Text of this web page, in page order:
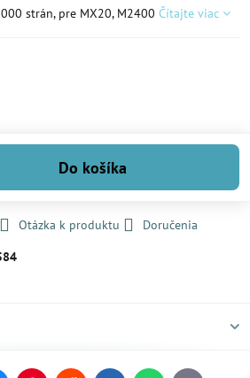
strán, pre MX20, M2400 Čítajte viac
Do košíka
Otázka k produktu
Doručenia